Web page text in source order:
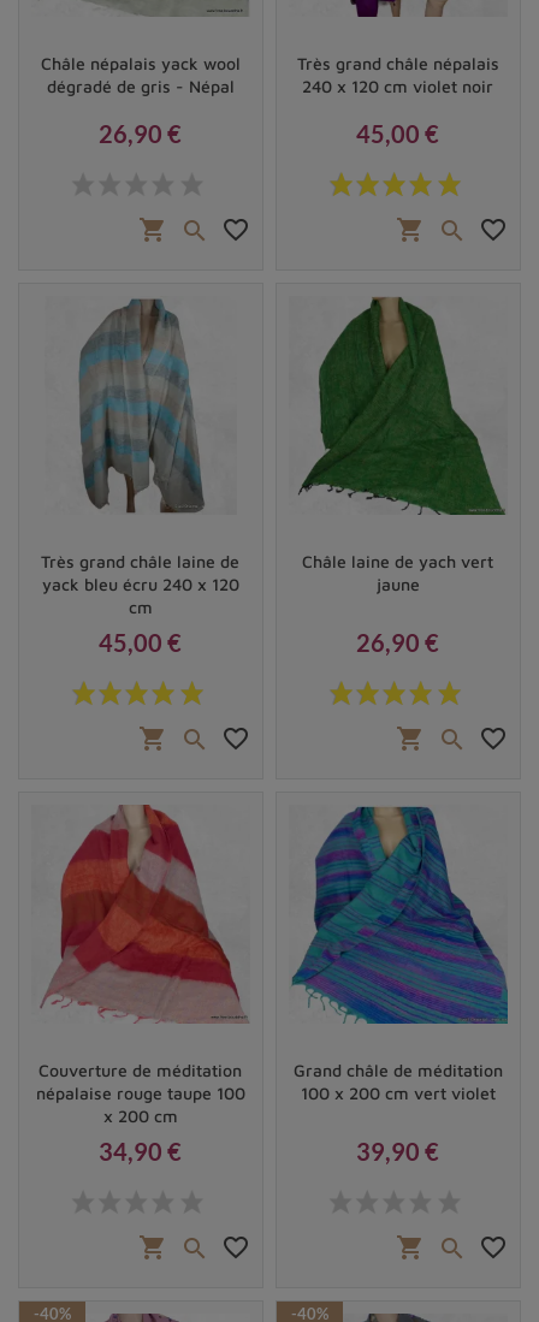
Châle népalais yack wool
dégradé de gris - Népal
26,90 €
shopping_cart  favorite_border
Très grand châle népalais
240 x 120 cm violet noir
Prix
45,00 €
shopping_cart  favorite_border
Très grand châle laine de
yack bleu écru 240 x 120
cm
Prix
45,00 €
shopping_cart  favorite_border
Châle laine de yach vert
jaune
Prix
26,90 €
shopping_cart  favorite_border
Couverture de méditation
népalaise rouge taupe 100
x 200 cm
34,90 €
shopping_cart  favorite_border
Grand châle de méditation
100 x 200 cm vert violet
39,90 €
shopping_cart  favorite_border
-40% -40%